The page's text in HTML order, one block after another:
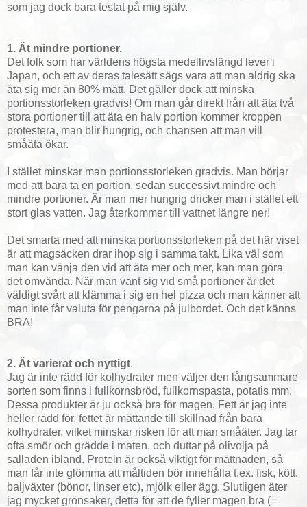
som jag dock bara testat på mig själv.
1. Ät mindre portioner.
Det folk som har världens högsta medellivslängd lever i
Japan, och ett av deras talesätt sägs vara att man aldrig ska
äta sig mer än 80% mätt. Det gäller dock att minska
portionsstorleken gradvis! Om man går direkt från att äta två
stora portioner till att äta en halv portion kommer kroppen
protestera, man blir hungrig, och chansen att man vill
småäta ökar.
I stället minskar man portionsstorleken gradvis. Man börjar
med att bara ta en portion, sedan successivt mindre och
mindre portioner. Är man mer hungrig dricker man i stället ett
stort glas vatten. Jag återkommer till vattnet längre ner!
Det smarta med att minska portionsstorleken på det här viset
är att magsäcken drar ihop sig i samma takt. Lika väl som
man kan vänja den vid att äta mer och mer, kan man göra
det omvända. När man vant sig vid små portioner är det
väldigt svårt att klämma i sig en hel pizza och man känner att
man inte får valuta för pengarna på julbordet. Och det känns
BRA!
2. Ät varierat och nyttigt.
Jag är inte rädd för kolhydrater men väljer den långsammare
sorten som finns i fullkornsbröd, fullkornspasta, potatis mm.
Dessa produkter är ju också bra för magen. Fett är jag inte
heller rädd för, fettet är mättande till skillnad från bara
kolhydrater, vilket minskar risken för att man småäter. Jag tar
ofta smör och grädde i maten, och duttar på olivolja på
salladen ibland. Protein är också viktigt för mättnaden, så
man får inte glömma att måltiden bör innehålla t.ex. fisk, kött,
baljväxter (bönor, linser etc), mjölk eller ägg. Slutligen äter
jag mycket grönsaker, detta för att de fyller magen bra (=